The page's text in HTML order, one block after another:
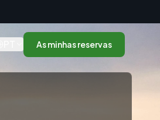
As minhas reservas